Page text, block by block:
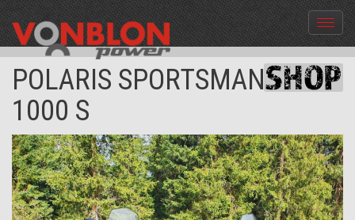
Menü
aus-
und
POLARIS SPORTSMAN XP
1000 S